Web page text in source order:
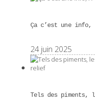
Ça c’est une info,
24 juin 2025
Tels des piments,